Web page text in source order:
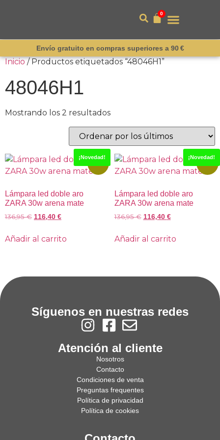
0
Envío gratuito en compras superiores a 90 €
Inicio/ Productos etiquetados “48046H1”
48046H1
Mostrando los 2 resultados
¡Novedad!
Lámpara led doble aro
ZARA 30w arena mate
136,95€ 116,40 €
Añadir al carrito
¡Novedad!
Lámpara led doble aro
ZARA 30w arena mate
136,95€ 116,40 €
Añadir al carrito
Síguenos en nuestras redes
Atención al cliente
Nosotros
Contacto
Condiciones de venta
Preguntas frequentes
Política de privacidad
Política de cookies